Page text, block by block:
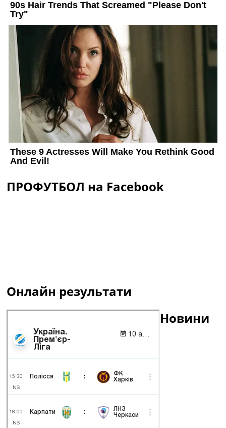
ПРОФУТБОЛ на Facebook
Онлайн результати
Новини